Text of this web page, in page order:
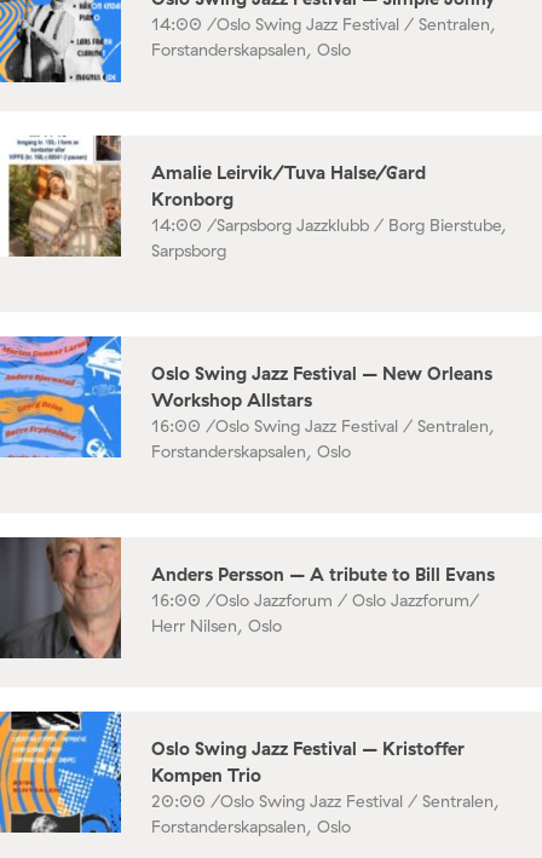
14:00 /Oslo Swing Jazz Festival / Sentralen,
Forstanderskapsalen, Oslo
Amalie Leirvik/Tuva Halse/Gard
Kronborg
14:00 /Sarpsborg Jazzklubb / Borg Bierstube,
Sarpsborg
Oslo Swing Jazz Festival – New Orleans
Workshop Allstars
16:00 /Oslo Swing Jazz Festival / Sentralen,
Forstanderskapsalen, Oslo
Anders Persson – A tribute to Bill Evans
16:00 /Oslo Jazzforum / Oslo Jazzforum/
Herr Nilsen, Oslo
Oslo Swing Jazz Festival – Kristoffer
Kompen Trio
20:00 /Oslo Swing Jazz Festival / Sentralen,
Forstanderskapsalen, Oslo